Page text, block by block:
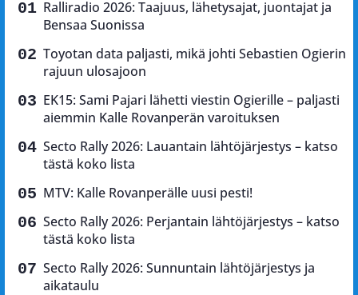
Ralliradio 2026: Taajuus, lähetysajat, juontajat ja
Bensaa Suonissa
Toyotan data paljasti, mikä johti Sebastien Ogierin
rajuun ulosajoon
EK15: Sami Pajari lähetti viestin Ogierille – paljasti
aiemmin Kalle Rovanperän varoituksen
Secto Rally 2026: Lauantain lähtöjärjestys – katso
tästä koko lista
MTV: Kalle Rovanperälle uusi pesti!
Secto Rally 2026: Perjantain lähtöjärjestys – katso
tästä koko lista
Secto Rally 2026: Sunnuntain lähtöjärjestys ja
aikataulu